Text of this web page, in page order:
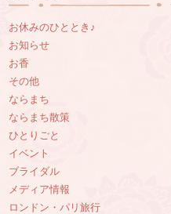
お休みのひととき♪
お知らせ
お香
その他
ならまち
ならまち散策
ひとりごと
イベント
ブライダル
メディア情報
ロンドン・パリ旅行